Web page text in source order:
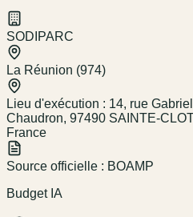
SODIPARC
La Réunion (974)
Lieu d'exécution : 14, rue
Chaudron, 97490 SAINTE-
France
Source officielle : BOAMP
Budget IA